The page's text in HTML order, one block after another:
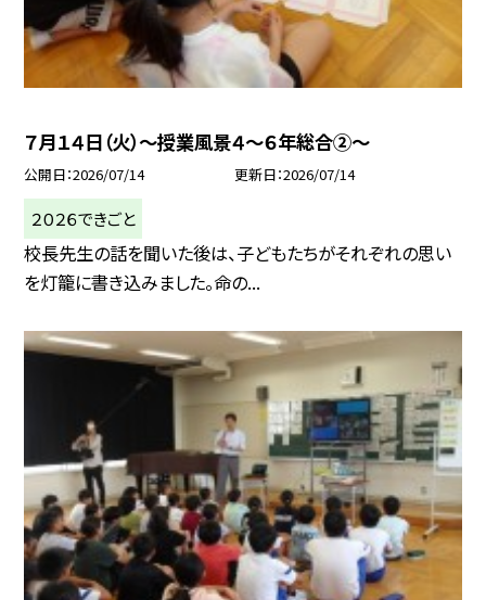
７月１４日（火）～授業風景４～６年総合②～
公開日 2026/07/14 更新日 2026/07/14
２０２６できごと
校長先生の話を聞いた後は、子どもたちがそれぞれの思い
を灯籠に書き込みました。命の...